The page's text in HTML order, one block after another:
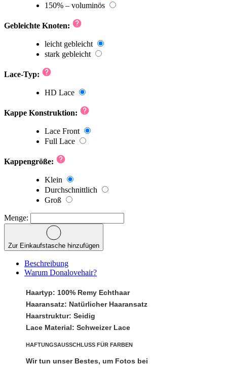
150% – voluminös
Gebleichte Knoten:
leicht gebleicht
stark gebleicht
Lace-Typ:
HD Lace
Kappe Konstruktion:
Lace Front
Full Lace
Kappengröße:
Klein
Durchschnittlich
Groß
Menge:
Zur Einkaufstasche hinzufügen
Beschreibung
Warum Donalovehair?
Haartyp: 100% Remy Echthaar
Haaransatz: Natürlicher Haaransatz
Haarstruktur: Seidig
Lace Material: Schweizer Lace
HAFTUNGSAUSSCHLUSS FÜR FARBEN
Wir tun unser Bestes, um Fotos bei